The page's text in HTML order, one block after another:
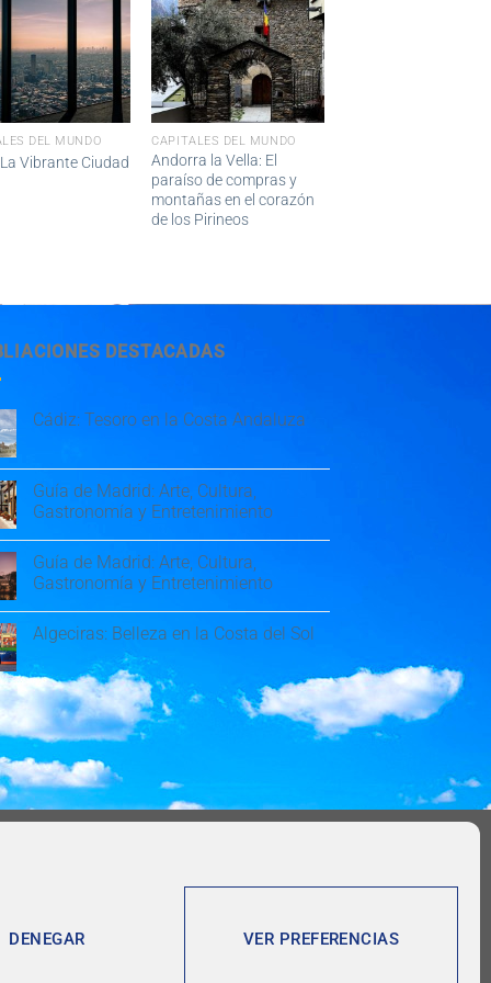
DENEGAR VER PREFERENCIAS
DEL MUNDO
Vibrante Ciudad
CAPITALES DEL MUNDO
Andorra la Vella: El
paraíso de compras y
montañas en el corazón
de los Pirineos
DESTACADAS
Cádiz: Tesoro en la Costa Andaluza
Guía de Madrid: Arte, Cultura,
Gastronomía y Entretenimiento
Guía de Madrid: Arte, Cultura,
Gastronomía y Entretenimiento
Algeciras: Belleza en la Costa del Sol